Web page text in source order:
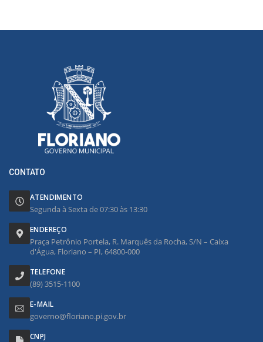
CONTATO
ATENDIMENTO
Segunda à Sexta de 07:30 às 13:30
ENDEREÇO
Praça Petrônio Portela, R. Marquês da Rocha, S/N – Caixa
d'Água, Floriano – PI, 64800-000
TELEFONE
(89) 3515-1100
E-MAIL
governo@floriano.pi.gov.br
CNPJ